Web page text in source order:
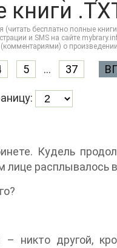
бесплатно полные
и SMS на сайте
о
5 ... 37
Кудель
лице расплывалось
никто другой,